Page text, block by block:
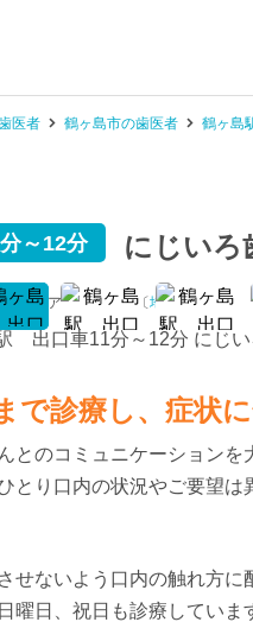
医者 鶴ヶ島市の歯医者 鶴ヶ島
にじいろ
～12分
イシア鶴ヶ島店1F〔地図 〕
で診療し、症状
とのコミュニケーション
とり口内の状況やご要望
せないよう口内の触れ方
曜日、祝日も診療していま